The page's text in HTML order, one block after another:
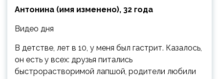
Антонина (имя изменено), 32 года
Видео дня
В детстве, лет в 10, у меня был гастрит. Казалось,
он есть у всех: друзья питались
быстрорастворимой лапшой, родители любили